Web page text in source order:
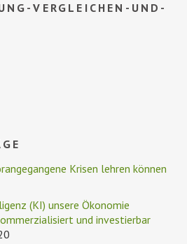
VERGLEICHEN-UND-
Krisen lehren können
(KI) unsere Ökonomie
und investierbar